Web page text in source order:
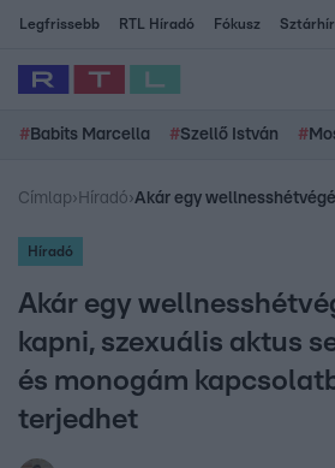
Legfrissebb RTL Híradó Fókusz
# Babits Marcella #Szellő István #
Címlap› Híradó›
Híradó
Akár egy
kapni, szexuális aktus
és monogám
terjedhet